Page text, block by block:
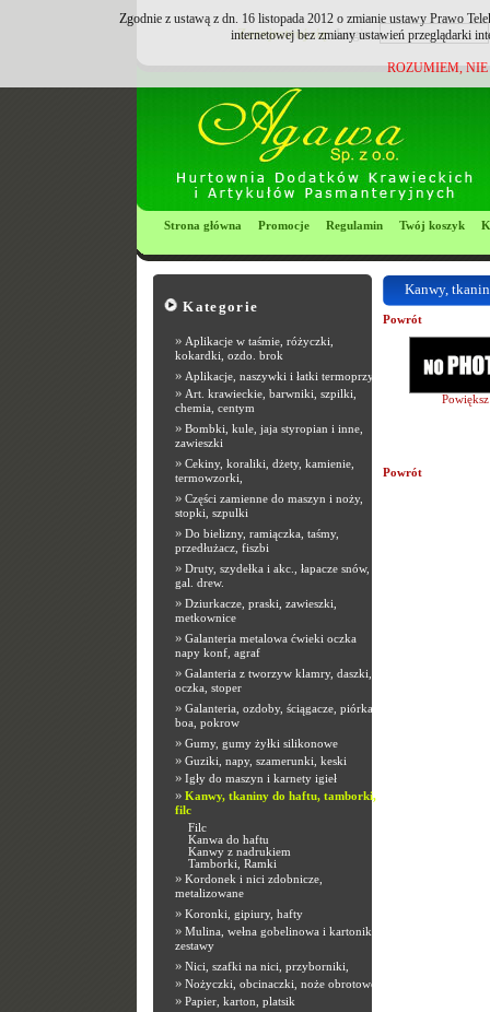
Zarejestruj się Login:
Strona główna Promocje Regulamin Twój koszyk
Kategorie
» Aplikacje w taśmie, różyczki,
kokardki, ozdo. brok
» Aplikacje, naszywki i łatki termoprzyle
» Art. krawieckie, barwniki, szpilki,
chemia, centym
» Bombki, kule, jaja styropian i inne,
zawieszki
» Cekiny, koraliki, dżety, kamienie,
termowzorki,
» Części zamienne do maszyn i noży,
stopki, szpulki
» Do bielizny, ramiączka, taśmy,
przedłużacz, fiszbi
» Druty, szydełka i akc., łapacze snów,
gal. drew.
» Dziurkacze, praski, zawieszki,
metkownice
» Galanteria metalowa ćwieki oczka
napy konf, agraf
» Galanteria z tworzyw klamry, daszki,
oczka, stoper
» Galanteria, ozdoby, ściągacze, piórka,
boa, pokrow
» Gumy, gumy żyłki silikonowe
» Guziki, napy, szamerunki, keski
» Igły do maszyn i karnety igieł
» Kanwy, tkaniny do haftu, tamborki,
filc
Filc
Kanwa do haftu
Kanwy z nadrukiem
Tamborki, Ramki
» Kordonek i nici zdobnicze,
metalizowane
» Koronki, gipiury, hafty
» Mulina, wełna gobelinowa i kartoniki,
zestawy
» Nici, szafki na nici, przyborniki,
» Nożyczki, obcinaczki, noże obrotowe
» Papier, karton, platsik
Kanwy,
Powrót
Powiększ
Powrót
Zgodnie z ustawą z dn. 16 listopada 2012 o zmianie ustawy Prawo
internetowej bez zmiany ustawień przeglądarki
ROZUMIEM,